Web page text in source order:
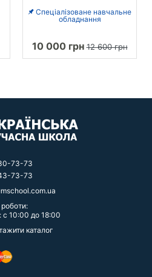
Спеціалізоване навчальне
обладнання
10 000 грн12 600 грн
73-73
73-73
роботи:
10:00 до 18:00
каталог